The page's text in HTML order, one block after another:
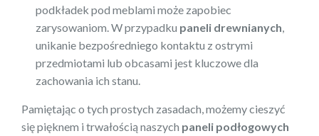
podkładek pod meblami może zapobiec
zarysowaniom. W przypadku paneli drewnianych
unikanie bezpośredniego kontaktu z ostrymi
przedmiotami lub obcasami jest kluczowe dla
zachowania ich stanu.
Pamiętając o tych prostych zasadach, możemy cieszyć
się pięknem i trwałością naszych paneli podłogowych